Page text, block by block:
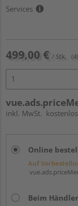
Services
499,00 € / Stk.
inkl. MwSt.
Online
Auf
Beim